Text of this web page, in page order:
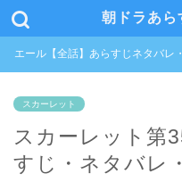
朝ドラあら
エール【全話】あらすじネタバレ
スカーレット
スカーレット第
すじ・ネタバレ